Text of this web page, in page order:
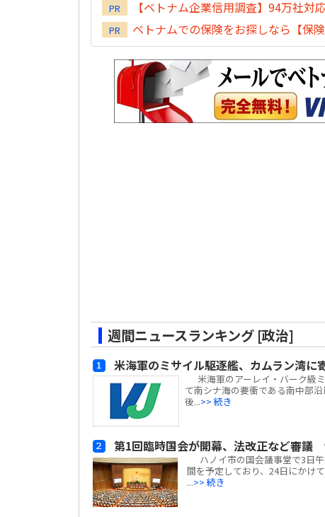
PR 【ベトナム企業信用調査】94万社
PR ベトナムでの保険をお探しなら【保
週間ニュースランキング [政治]
米海軍のミサイル駆逐艦、カムラン湾
米海軍のアーレイ・バーク級
て南シナ海の要衝である南中部
後...>> 続き
第1回臨時国会が開幕、法改正など審議
ハノイ市の国会議事堂で3日
間を予定しており、24日にかけ
...>> 続き